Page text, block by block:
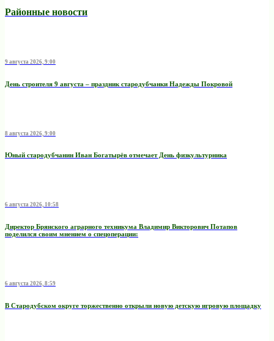
Районные новости
9 августа 2026, 9:00
День строителя 9 августа – праздник стародубчанки Надежды Покровой
8 августа 2026, 9:00
Юный стародубчанин Иван Богатырёв отмечает День физкультурника
6 августа 2026, 10:58
Директор Брянского аграрного техникума Владимир Викторович Потапов
поделился своим мнением о спецоперации:
6 августа 2026, 8:59
В Стародубском округе торжественно открыли новую детскую игровую площадку